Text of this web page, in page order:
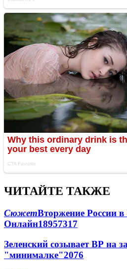
ЧИТАЙТЕ ТАКЖЕ
СюжетВторжение России в
Онлайн18957317
Зеленский созывает ВР на
"минималке"2076